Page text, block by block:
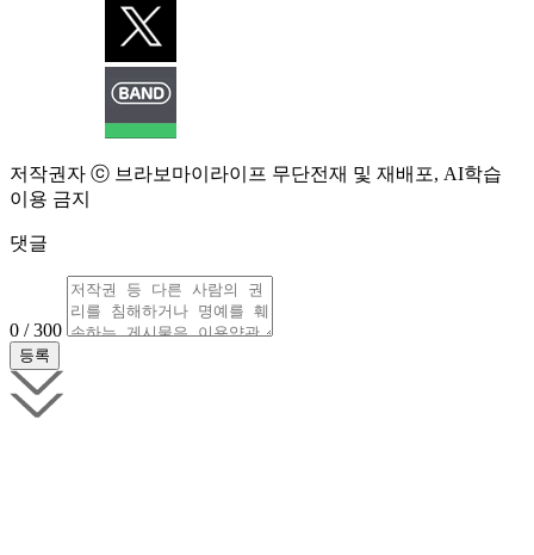
저작권자 ⓒ 브라보마이라이프 무단전재 및 재배포, AI학습
이용 금지
댓글
0 / 300